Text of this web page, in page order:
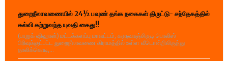
துறைநீலாவணையில் 24½ பவுண் தங்க நகைகள் திருட்டு- சந்தேகத்தில்
கல்வி கற்றுவந்த யுவதி கைது!!
(பாறுக் ஷிஹான்) மட்டக்களப்பு மாவட்டம், களுவாஞ்சிகுடி பொலிஸ்
பிரிவுக்குட்பட்ட துறைநீலாவணை கிராமத்தில் உள்ள வீடொன்றிலிருந்து
தாலிக்கொடி,...